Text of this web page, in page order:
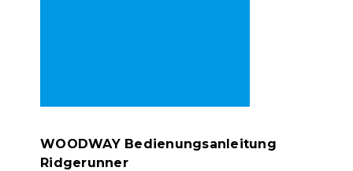
WOODWAY Bedienungsanleitung
Ridgerunner